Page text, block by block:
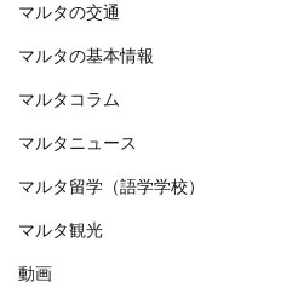
マルタの交通
マルタの基本情報
マルタコラム
マルタニュース
マルタ留学（語学学校）
マルタ観光
動画